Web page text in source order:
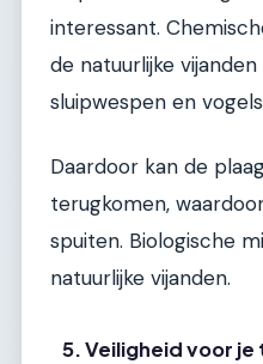
interessant.
de natuurlijke
sluipwespen en
Daardoor kan de
terugkomen,
spuiten. Biologische
natuurlijke vijanden.
5. Veiligheid voor je